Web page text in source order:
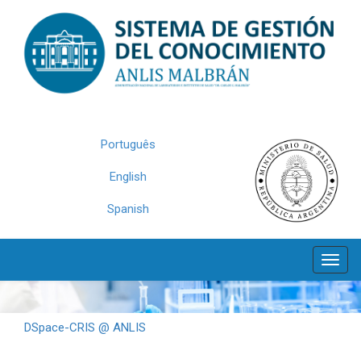
navigation
Português
English
Spanish
DSpace-CRIS @ ANLIS